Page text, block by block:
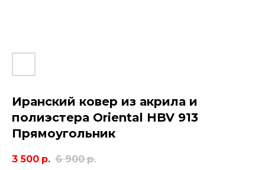
Иранский ковер из акрила и
полиэстера Oriental HBV 913
Прямоугольник
3 500 р. 6 900 р.